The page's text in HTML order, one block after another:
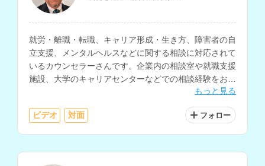
就労・離職・転職、キャリア形成・生き方、障害者の自
立支援、メンタルヘルスなどに関する相談に対応されて
いるカウンセラーさんです。企業内の相談室や就職支援
施設、大学のキャリアセンターなどでの相談経験をお持
もっと見る
ビデオ 対面 フォロー